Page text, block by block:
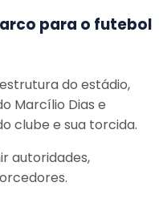
para o futebol
do estádio,
Marcílio Dias e
clube e sua torcida.
autoridades,